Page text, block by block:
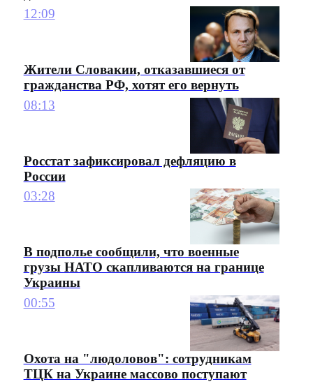
12:09
Жители Словакии, отказавшиеся от
гражданства РФ, хотят его вернуть
08:13
Росстат зафиксировал дефляцию в
России
03:28
В подполье сообщили, что военные
грузы НАТО скапливаются на границе
Украины
00:55
Охота на "людоловов": сотрудникам
ТЦК на Украине массово поступают